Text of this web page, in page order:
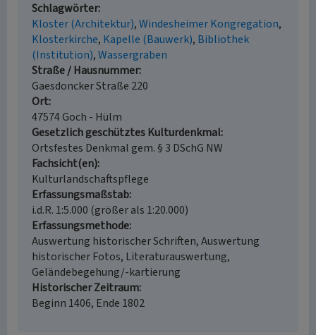
Schlagwörter
Kloster (Architektur) Windesheimer Kongregation
Klosterkirche Kapelle (Bauwerk) Bibliothek
(Institution) Wassergraben
Straße / Hausnummer
Gaesdoncker Straße 220
Ort
47574 Goch - Hülm
Gesetzlich geschütztes Kulturdenkmal
Ortsfestes Denkmal gem. § 3 DSchG NW
Fachsicht(en)
Kulturlandschaftspflege
Erfassungsmaßstab
i.d.R. 1:5.000 (größer als 1:20.000)
Erfassungsmethode
Auswertung historischer Schriften, Auswertung
historischer Fotos, Literaturauswertung,
Geländebegehung/-kartierung
Historischer Zeitraum
Beginn 1406, Ende 1802